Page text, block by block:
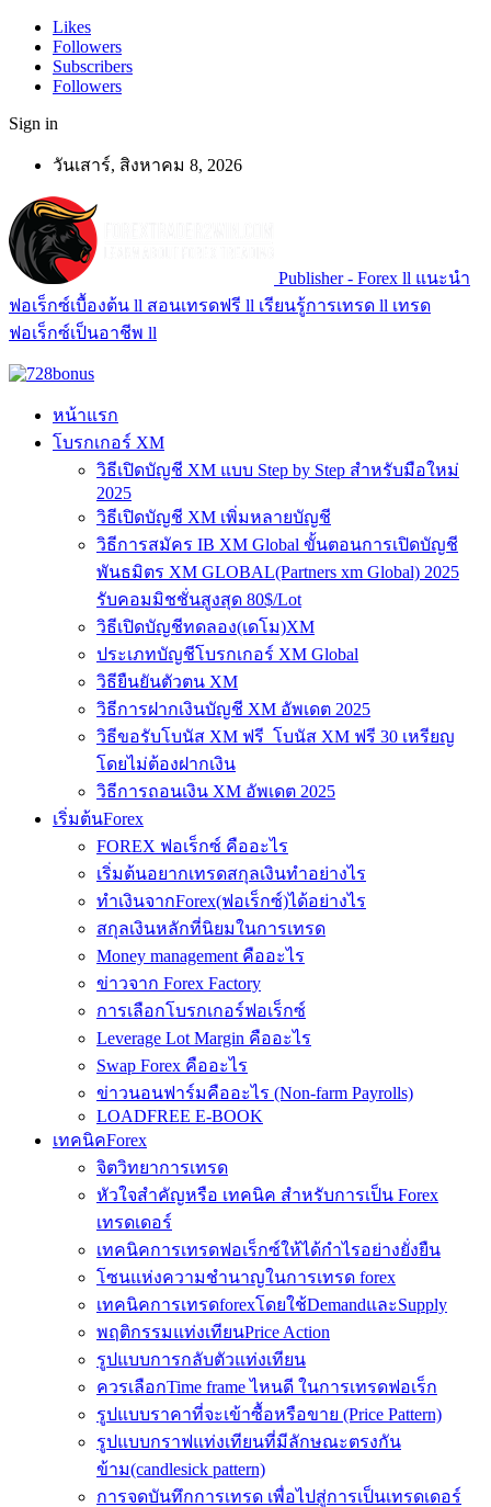
Likes
Followers
Subscribers
Followers
Sign in
วันเสาร์, สิงหาคม 8, 2026
Publisher - Forex ll แนะนำ
ฟอเร็กซ์เบื้องต้น ll สอนเทรดฟรี ll เรียนรู้การเทรด ll เทรด
ฟอเร็กซ์เป็นอาชีพ ll
หน้าแรก
โบรกเกอร์ XM
วิธีเปิดบัญชี XM แบบ Step by Step สำหรับมือใหม่
2025
วิธีเปิดบัญชี XM เพิ่มหลายบัญชี
วิธีการสมัคร IB XM Global ขั้นตอนการเปิดบัญชี
พันธมิตร XM GLOBAL(Partners xm Global) 2025
รับคอมมิชชั่นสูงสุด 80$/Lot
วิธีเปิดบัญชีทดลอง(เดโม)XM
ประเภทบัญชีโบรกเกอร์ XM Global
วิธียืนยันตัวตน XM
วิธีการฝากเงินบัญชี XM อัพเดต 2025
วิธีขอรับโบนัส XM ฟรี โบนัส XM ฟรี 30 เหรียญ
โดยไม่ต้องฝากเงิน
วิธีการถอนเงิน XM อัพเดต 2025
เริ่มต้นForex
FOREX ฟอเร็กซ์ คืออะไร
เริ่มต้นอยากเทรดสกุลเงินทำอย่างไร
ทำเงินจากForex(ฟอเร็กซ์)ได้อย่างไร
สกุลเงินหลักที่นิยมในการเทรด
Money management คืออะไร
ข่าวจาก Forex Factory
การเลือกโบรกเกอร์ฟอเร็กซ์
Leverage Lot Margin คืออะไร
Swap Forex คืออะไร
ข่าวนอนฟาร์มคืออะไร (Non-farm Payrolls)
LOADFREE E-BOOK
เทคนิคForex
จิตวิทยาการเทรด
หัวใจสำคัญหรือ เทคนิค สำหรับการเป็น Forex
เทรดเดอร์
เทคนิคการเทรดฟอเร็กซ์ให้ได้กำไรอย่างยั่งยืน
โซนแห่งความชำนาญในการเทรด forex
เทคนิคการเทรดforexโดยใช้DemandและSupply
พฤติกรรมแท่งเทียนPrice Action
รูปแบบการกลับตัวแท่งเทียน
ควรเลือกTime frame ไหนดี ในการเทรดฟอเร็ก
รูปแบบราคาที่จะเข้าซื้อหรือขาย (Price Pattern)
รูปแบบกราฟแท่งเทียนที่มีลักษณะตรงกัน
ข้าม(candlesick pattern)
การจดบันทึกการเทรด เพื่อไปสู่การเป็นเทรดเดอร์